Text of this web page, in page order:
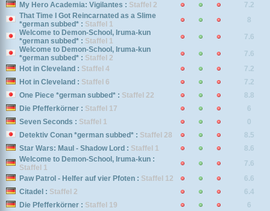
My Hero Academia: Vigilantes : Staffel 2
7.2
That Time I Got Reincarnated as a Slime
*german subbed* : Staffel 1
8
Welcome to Demon-School, Iruma-kun
*german subbed* : Staffel 1
7.6
Welcome to Demon-School, Iruma-kun
*german subbed* : Staffel 2
7.6
Hot in Cleveland : Staffel 4
7.2
Hot in Cleveland : Staffel 6
7.2
One Piece *german subbed* : Staffel 22
8.8
Die Pfefferkörner : Staffel 17
6
Seven Seconds : Staffel 1
0
Detektiv Conan *german subbed* : Staffel 28
8.5
Star Wars: Maul - Shadow Lord : Staffel 1
8.6
Welcome to Demon-School, Iruma-kun :
Staffel 1
7.6
Paw Patrol - Helfer auf vier Pfoten : Staffel 12
6.6
Citadel : Staffel 2
6.4
Die Pfefferkörner : Staffel 19
6